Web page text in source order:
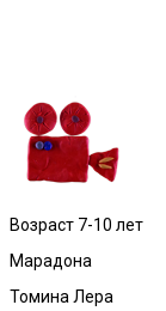
Возраст 7-10 лет
Марадона
Томина Лера